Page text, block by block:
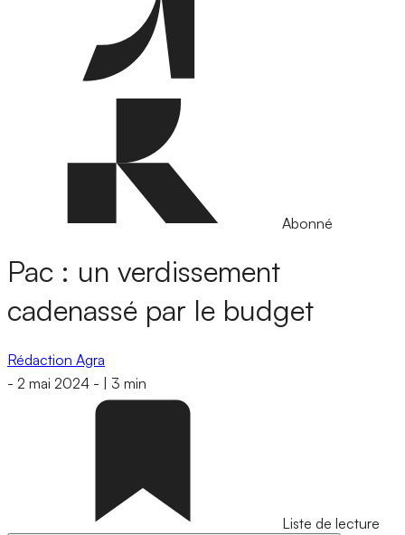
Abonné
Pac : un verdissement
cadenassé par le budget
Rédaction Agra
- 2 mai 2024 - 3 min
Liste de lecture